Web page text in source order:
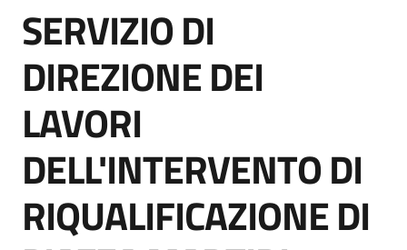
e
strumenti
acquisto
Supporto
Piattaforme
telematiche
Salta al contenuto
SERVIZIO DI
DIREZIONE DEI
LAVORI
DELL'INTERVENTO DI
RIQUALIFICAZIONE DI